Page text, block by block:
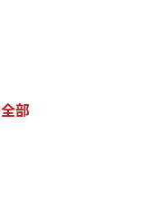
全部